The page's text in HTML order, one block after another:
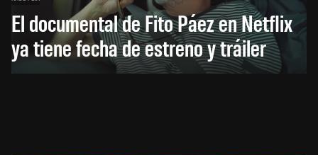
El documental de Fito Páez en Netflix
ya tiene fecha de estreno y tráiler